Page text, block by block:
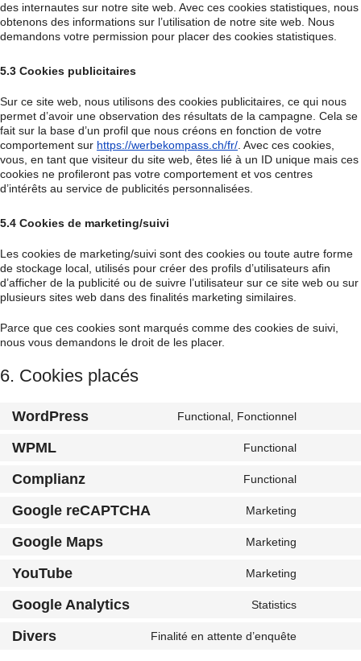
des internautes sur notre site web. Avec ces cookies statistiques, nous
obtenons des informations sur l’utilisation de notre site web. Nous
demandons votre permission pour placer des cookies statistiques.
5.3 Cookies publicitaires
Sur ce site web, nous utilisons des cookies publicitaires, ce qui nous
permet d’avoir une observation des résultats de la campagne. Cela se
fait sur la base d’un profil que nous créons en fonction de votre
comportement sur https://werbekompass.ch/fr/ . Avec ces cookies,
vous, en tant que visiteur du site web, êtes lié à un ID unique mais ces
cookies ne profileront pas votre comportement et vos centres
d’intérêts au service de publicités personnalisées.
5.4 Cookies de marketing/suivi
Les cookies de marketing/suivi sont des cookies ou toute autre forme
de stockage local, utilisés pour créer des profils d’utilisateurs afin
d’afficher de la publicité ou de suivre l’utilisateur sur ce site web ou sur
plusieurs sites web dans des finalités marketing similaires.
Parce que ces cookies sont marqués comme des cookies de suivi,
nous vous demandons le droit de les placer.
6. Cookies placés
WordPress Functional, Fonctionnel
WPML Functional
Complianz Functional
Google reCAPTCHA Marketing
Google Maps Marketing
YouTube Marketing
Google Analytics Statistics
Divers Finalité en attente d’enquête